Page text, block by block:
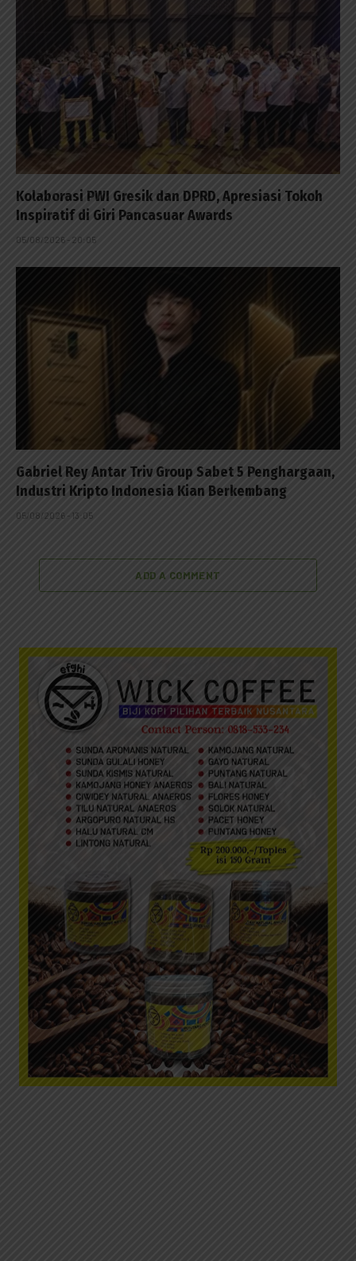
Kolaborasi PWI Gresik dan DPRD, Apresiasi Tokoh
Inspiratif di Giri Pancasuar Awards
05/08/2026 - 20:05
Gabriel Rey Antar Triv Group Sabet 5 Penghargaan,
Industri Kripto Indonesia Kian Berkembang
05/08/2026 - 13:05
ADD A COMMENT